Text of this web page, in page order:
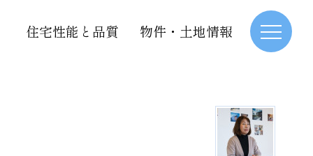
住宅性能と品質 物件・土地情報